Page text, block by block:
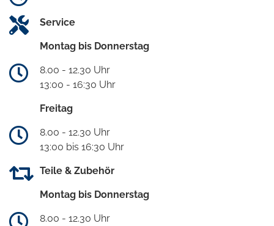
Service
Montag bis Donnerstag
8.00 - 12.30 Uhr
13:00 - 16:30 Uhr
Freitag
8.00 - 12.30 Uhr
13:00 bis 16:30 Uhr
Teile & Zubehör
Montag bis Donnerstag
8.00 - 12.30 Uhr